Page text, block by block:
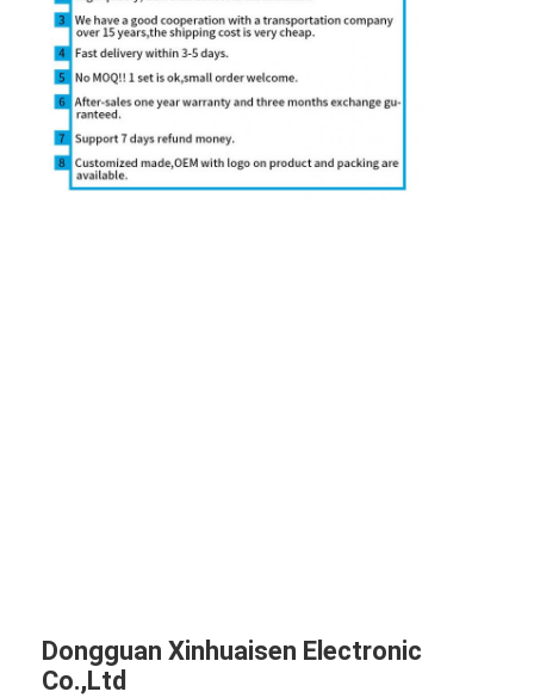
Dongguan Xinhuaisen Electronic
Co.,Ltd